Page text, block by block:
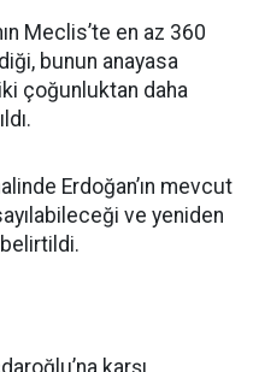
Meclis’te en az 360
bunun anayasa
çoğunluktan daha
Erdoğan’ın mevcut
ve yeniden